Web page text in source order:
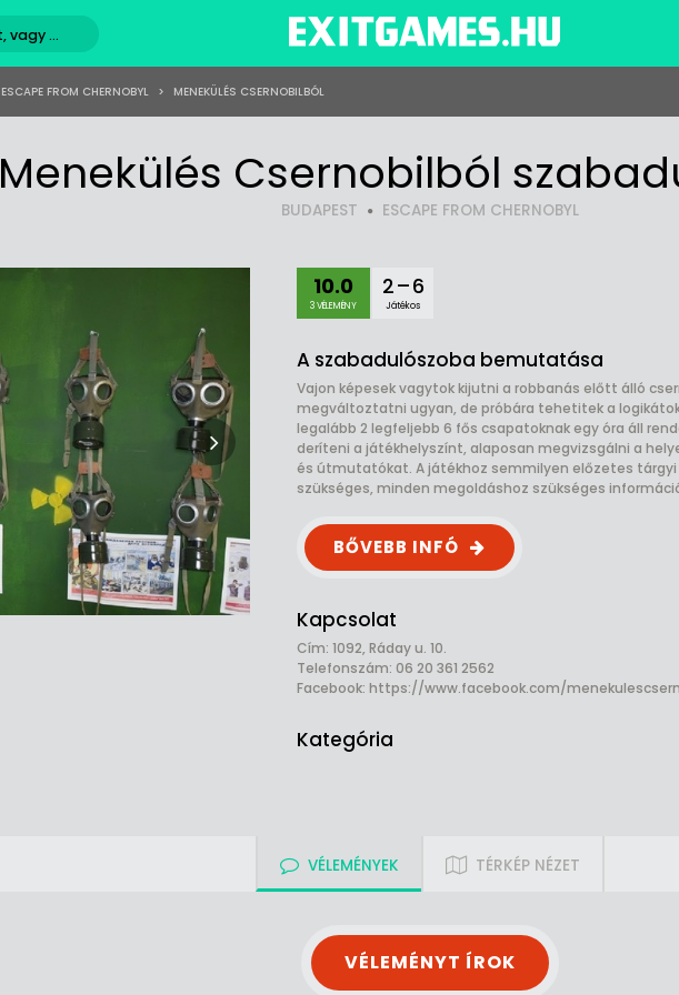
ESCAPE FROM CHERNOBYL > MENEKÜLÉS CSERNOBILBÓL
Menekülés Csernobilból
BUDAPEST ESCAPE FROM CHERNOBYL
10.0
3 VÉLEMÉNY
2 – 6
Játékos
A szabadulószoba bemutatása
Vajon képesek vagytok kijutni a robbanás előtt álló
megváltoztatni ugyan, de próbára tehetitek a
legalább 2 legfeljebb 6 fős csapatoknak egy óra áll
deríteni a játékhelyszínt, alaposan megvizsgálni a
és útmutatókat. A játékhoz semmilyen előzetes
szükséges, minden megoldáshoz szükséges
BŐVEBB INFÓ
Kapcsolat
Cím: 1092, Ráday u. 10.
Telefonszám: 06 20 361 2562
Facebook: https://www.facebook.com/
Kategória
VÉLEMÉNYEK TÉRKÉP NÉZET
VÉLEMÉNYT ÍROK